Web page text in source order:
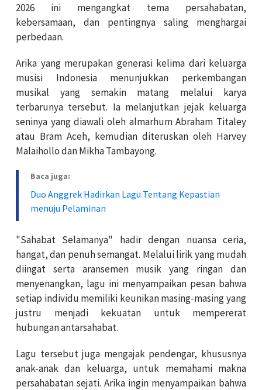
2026 ini mengangkat tema persahabatan,
kebersamaan, dan pentingnya saling menghargai
perbedaan.
Arika yang merupakan generasi kelima dari keluarga
musisi Indonesia menunjukkan perkembangan
musikal yang semakin matang melalui karya
terbarunya tersebut. Ia melanjutkan jejak keluarga
seninya yang diawali oleh almarhum Abraham Titaley
atau Bram Aceh, kemudian diteruskan oleh Harvey
Malaihollo dan Mikha Tambayong.
Baca juga:
Duo Anggrek Hadirkan Lagu Tentang Kepastian
menuju Pelaminan
"Sahabat Selamanya" hadir dengan nuansa ceria,
hangat, dan penuh semangat. Melalui lirik yang mudah
diingat serta aransemen musik yang ringan dan
menyenangkan, lagu ini menyampaikan pesan bahwa
setiap individu memiliki keunikan masing-masing yang
justru menjadi kekuatan untuk mempererat
hubungan antarsahabat.
Lagu tersebut juga mengajak pendengar, khususnya
anak-anak dan keluarga, untuk memahami makna
persahabatan sejati. Arika ingin menyampaikan bahwa